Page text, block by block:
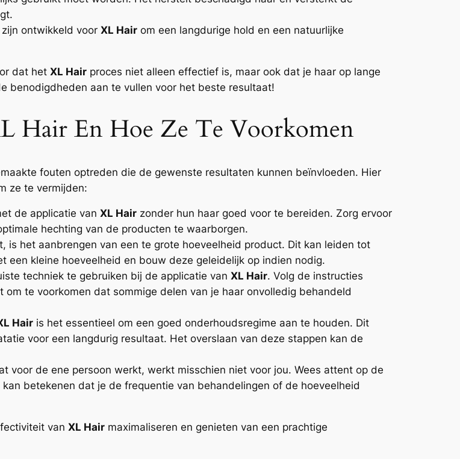
ontwikkeld voor XL Hair om een langdurige hold en een natuurlijke
dat het XL Hair proces niet alleen effectief is, maar ook dat je haar op lange
benodigdheden aan te vullen voor het beste resultaat!
Hair En Hoe Ze Te Voorkomen
fouten optreden die de gewenste resultaten kunnen beïnvloeden. Hier
ze te vermijden:
de applicatie van XL Hairzonder hun haar goed voor te bereiden. Zorg ervoor
hechting van de producten te waarborgen.
is het aanbrengen van een te grote hoeveelheid product. Dit kan leiden tot
een kleine hoeveelheid en bouw deze geleidelijk op indien nodig.
techniek te gebruiken bij de applicatie van XL Hair. Volg de instructies
te voorkomen dat sommige delen van je haar onvolledig behandeld
Hairis het essentieel om een goed onderhoudsregime aan te houden. Dit
voor een langdurig resultaat. Het overslaan van deze stappen kan de
voor de ene persoon werkt, werkt misschien niet voor jou. Wees attent op de
betekenen dat je de frequentie van behandelingen of de hoeveelheid
van XL Hair maximaliseren en genieten van een prachtige